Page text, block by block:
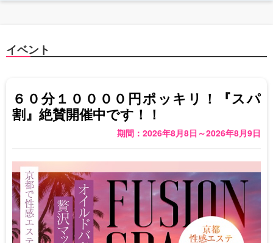
イベント
６０分１００００円ポッキリ！『スパ
割』絶賛開催中です！！
期間：2026年8月8日～2026年8月9日